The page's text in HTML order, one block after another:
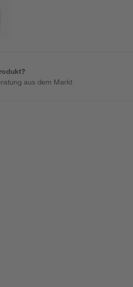
aus dem Markt